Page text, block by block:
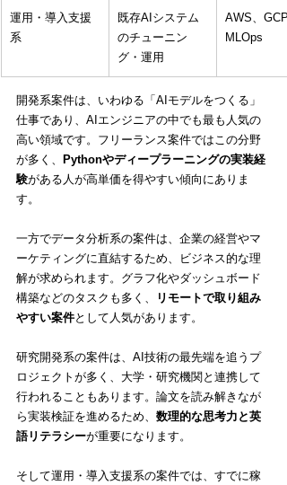
運用・導入支援
系
既存AIシステム
のチューニン
グ・運用
AWS、GCP
MLOps
開発系案件は、いわゆる「AIモデルをつくる」
仕事であり、AIエンジニアの中でも最も人気の
高い領域です。フリーランス案件ではこの分野
が多く、
Pythonやディープラーニングの実装経
験がある人が高単価を得やすい傾向にありま
す。
一方でデータ分析系の案件は、企業の経営やマ
ーケティングに直結するため、ビジネス的な理
解が求められます。グラフ化やダッシュボード
構築などのタスクも多く、
リモートで取り組み
やすい案件として人気があります。
研究開発系の案件は、AI技術の最先端を追うプ
ロジェクトが多く、大学・研究機関と連携して
行われることもあります。論文を読み解きなが
ら実装検証を進めるため、 数理的な思考力と英
語リテラシーが重要になります。
そして運用・導入支援系の案件では、すでに稼